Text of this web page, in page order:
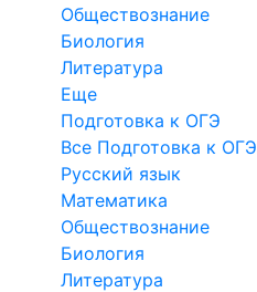
Обществознание
Биология
Литература
Еще
Подготовка к ОГЭ
Все Подготовка к ОГЭ
Русский язык
Математика
Обществознание
Биология
Литература